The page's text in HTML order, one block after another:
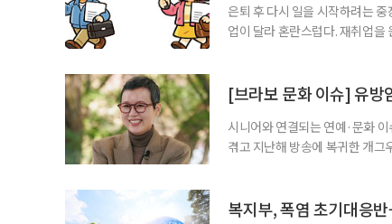
은퇴 후 다시 일을 시작하려는
업이 달라 혼란스럽다. 재취업
준비부터 구직 수당까지 고용노
업 지원 계획을 세
[브라보 문화 이슈] 유방
시니어와 연결되는 연예·문화
겪고 지난해 방송에 복귀한 개그
까. 오랜 방송 생활 뒤 전해진 투
복지부, 폭염 초기대응